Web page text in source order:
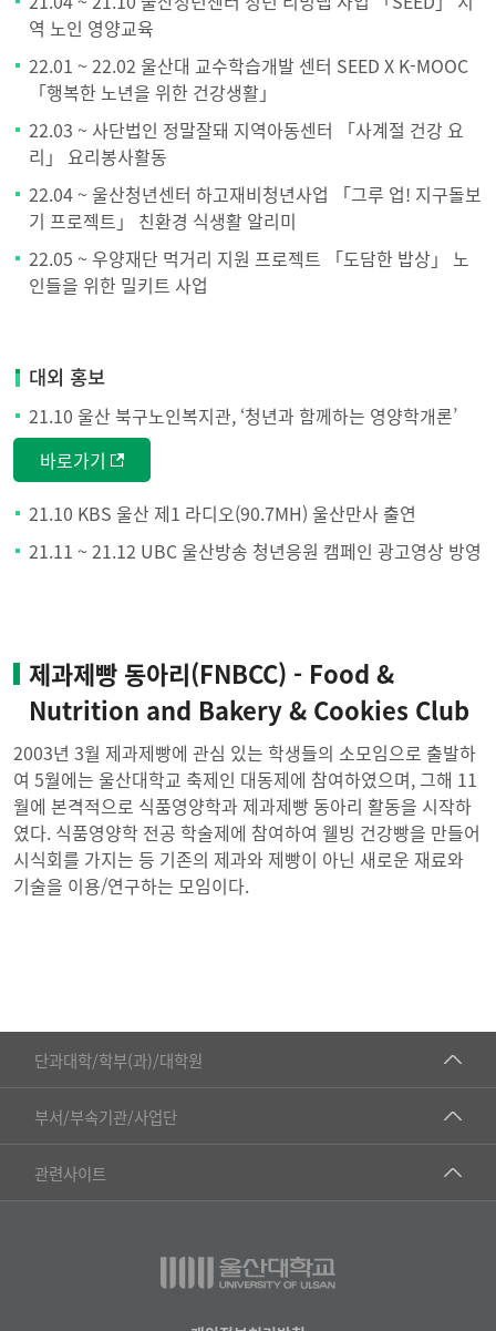
역 노인 영양교육
22.01 ~ 22.02 울산대 교수학습개발 센터 SEED X K-MOOC
「행복한 노년을 위한 건강생활」
22.03 ~ 사단법인 정말잘돼 지역아동센터 「사계절 건강 요
리」 요리봉사활동
22.04 ~ 울산청년센터 하고재비청년사업 「그루 업! 지구돌보
기 프로젝트」 친환경 식생활 알리미
22.05 ~ 우양재단 먹거리 지원 프로젝트 「도담한 밥상」 노
인들을 위한 밀키트 사업
대외 홍보
21.10 울산 북구노인복지관, ‘청년과 함께하는 영양학개론’
바로가기
21.10 KBS 울산 제1 라디오(90.7MH) 울산만사 출연
21.11 ~ 21.12 UBC 울산방송 청년응원 캠페인 광고영상 방영
제과제빵 동아리(FNBCC) - Food &
Nutrition and Bakery & Cookies Club
2003년 3월 제과제빵에 관심 있는 학생들의 소모임으로 출발하
여 5월에는 울산대학교 축제인 대동제에 참여하였으며, 그해 11
월에 본격적으로 식품영양학과 제과제빵 동아리 활동을 시작하
였다. 식품영양학 전공 학술제에 참여하여 웰빙 건강빵을 만들어
시식회를 가지는 등 기존의 제과와 제빵이 아닌 새로운 재료와
기술을 이용/연구하는 모임이다.
단과대학/학부(과)/대학원
■인문대학
▷국어국문학부
▷일본어·일본학과
▷프랑스어·프랑스학과
부서/부속기관/사업단
공동기기센터
공학교육혁신센터
관련사이트
건강가정지원센터
교수협의회